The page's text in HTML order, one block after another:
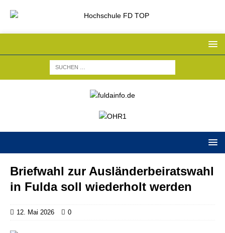
Briefwahl zur Ausländerbeiratswahl
in Fulda soll wiederholt werden
12. Mai 2026 0